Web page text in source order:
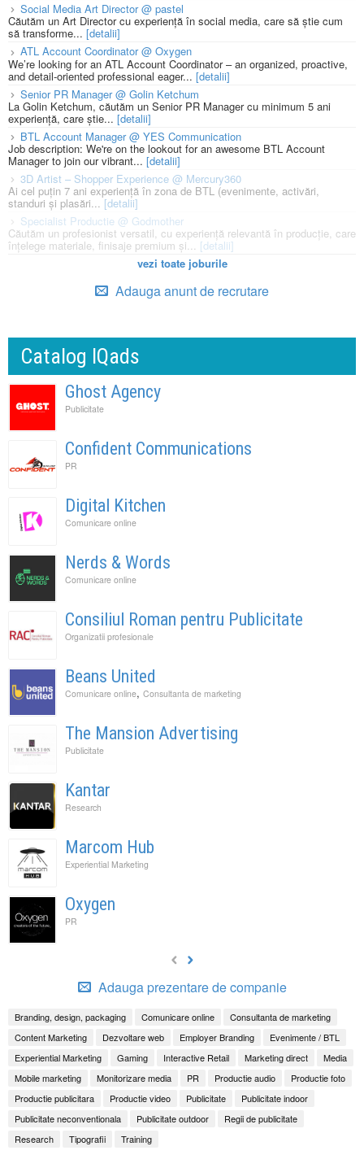
Social Media Art Director @ pastel
Căutăm un Art Director cu experiență în social media, care să știe cum
să transforme... [detalii]
ATL Account Coordinator @ Oxygen
We’re looking for an ATL Account Coordinator – an organized, proactive,
and detail-oriented professional eager... [detalii]
Senior PR Manager @ Golin Ketchum
La Golin Ketchum, căutăm un Senior PR Manager cu minimum 5 ani
experiență, care știe... [detalii]
BTL Account Manager @ YES Communication
Job description: We're on the lookout for an awesome BTL Account
Manager to join our vibrant... [detalii]
3D Artist – Shopper Experience @ Mercury360
Ai cel puțin 7 ani experiență în zona de BTL (evenimente, activări,
standuri și plasări...[detalii]
Specialist Productie @ Godmother
Căutăm un profesionist versatil, cu experiență relevantă în producție, care
înțelege materiale, finisaje premium și... [detalii]
vezi toate joburile
Adauga anunt de recrutare
Catalog IQads
Ghost Agency
Publicitate
Confident Communications
PR
Digital Kitchen
Comunicare online
Nerds & Words
Comunicare online
Consiliul Roman pentru Publicitate
Organizatii profesionale
Beans United
Comunicare online, Consultanta de marketing
The Mansion Advertising
Publicitate
Kantar
Research
Marcom Hub
Experiential Marketing
Oxygen
PR
Adauga prezentare de companie
Branding, design, packaging Comunicare online
Consultanta de marketing
Content Marketing
Dezvoltare web Employer Branding
Evenimente / BTL
Experiential Marketing
Gaming Interactive Retail Marketing direct
Media
Mobile marketing
Monitorizare media PR Productie audio
Productie foto
Productie publicitara
Productie video Publicitate
Publicitate indoor
Publicitate neconventionala
Publicitate outdoor
Regii de publicitate
Research
Tipografii Training